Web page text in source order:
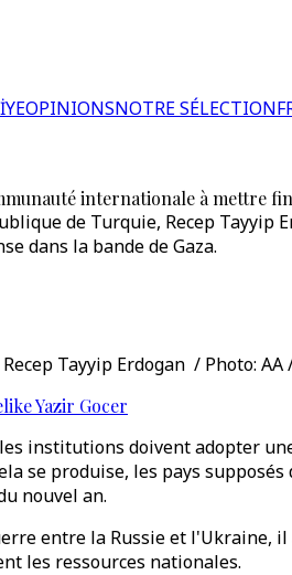
OPINIONSNOTRE SÉLECTION
internationale à mettre fin
de Turquie, Recep
dans la bande de Gaza.
Tayyip Erdogan / Photo: AA
Yazir Gocer
institutions doivent adopter
se produise, les pays
nouvel an.
entre la Russie et l'Ukraine,
les ressources nationales.